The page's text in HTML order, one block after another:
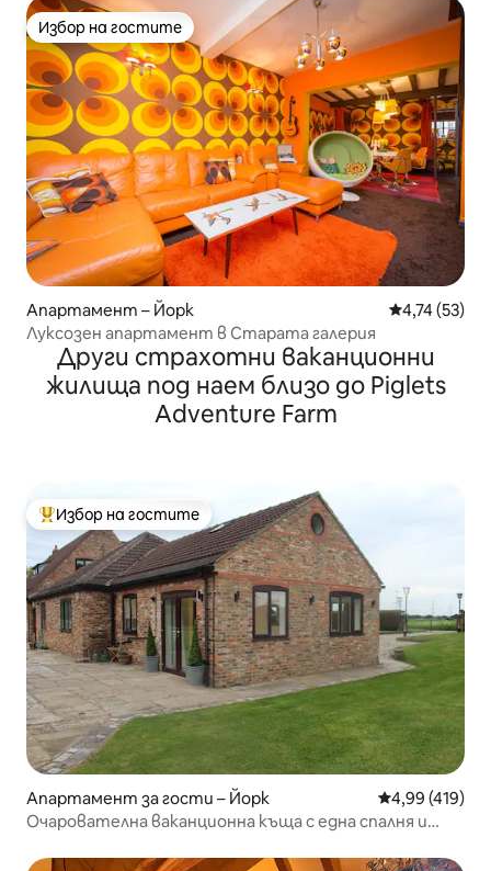
Избор на гостите
Избор на гостите
Апартамент – Йорк Средна
4,74 (53)
Луксозен апартамент в Старата галерия
Други страхотни ваканционни
жилища под наем близо до Piglets
Adventure Farm
Най-популярен избор на гостите
Избор на гостите
Апартамент за гости – Йорк Средна
4,99 (419)
Очарователна ваканционна къща с една спалня и